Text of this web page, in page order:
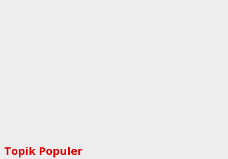
Topik Populer